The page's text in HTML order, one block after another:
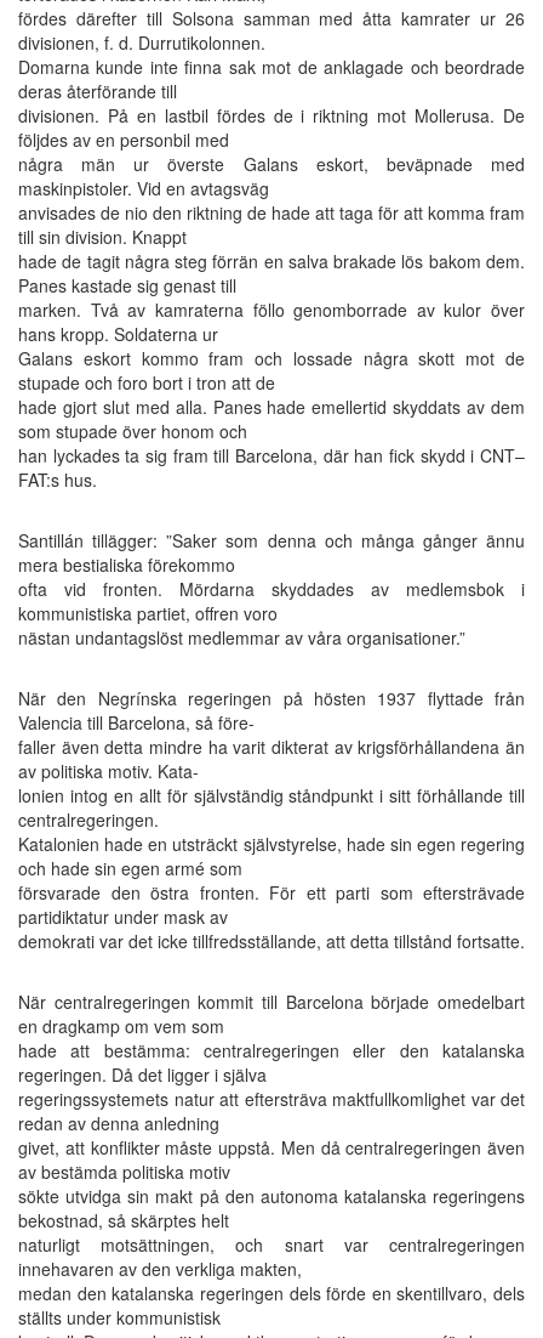
fördes därefter till Solsona samman med åtta kamrater ur 26
divisionen, f. d. Durrutikolonnen.
Domarna kunde inte finna sak mot de anklagade och beordrade
deras återförande till
divisionen. På en lastbil fördes de i riktning mot Mollerusa. De
följdes av en personbil med
några män ur överste Galans eskort, beväpnade med
maskinpistoler. Vid en avtagsväg
anvisades de nio den riktning de hade att taga för att komma fram
till sin division. Knappt
hade de tagit några steg förrän en salva brakade lös bakom dem.
Panes kastade sig genast till
marken. Två av kamraterna föllo genomborrade av kulor över
hans kropp. Soldaterna ur
Galans eskort kommo fram och lossade några skott mot de
stupade och foro bort i tron att de
hade gjort slut med alla. Panes hade emellertid skyddats av dem
som stupade över honom och
han lyckades ta sig fram till Barcelona, där han fick skydd i CNT–
FAT:s hus.
Santillán tillägger: ”Saker som denna och många gånger ännu
mera bestialiska förekommo
ofta vid fronten. Mördarna skyddades av medlemsbok i
kommunistiska partiet, offren voro
nästan undantagslöst medlemmar av våra organisationer.”
När den Negrínska regeringen på hösten 1937 flyttade från
Valencia till Barcelona, så före-
faller även detta mindre ha varit dikterat av krigsförhållandena än
av politiska motiv. Kata-
lonien intog en allt för självständig ståndpunkt i sitt förhållande till
centralregeringen.
Katalonien hade en utsträckt självstyrelse, hade sin egen regering
och hade sin egen armé som
försvarade den östra fronten. För ett parti som eftersträvade
partidiktatur under mask av
demokrati var det icke tillfredsställande, att detta tillstånd fortsatte.
När centralregeringen kommit till Barcelona började omedelbart
en dragkamp om vem som
hade att bestämma: centralregeringen eller den katalanska
regeringen. Då det ligger i själva
regeringssystemets natur att eftersträva maktfullkomlighet var det
redan av denna anledning
givet, att konflikter måste uppstå. Men då centralregeringen även
av bestämda politiska motiv
sökte utvidga sin makt på den autonoma katalanska regeringens
bekostnad, så skärptes helt
naturligt motsättningen, och snart var centralregeringen
innehavaren av den verkliga makten,
medan den katalanska regeringen dels förde en skentillvaro, dels
ställts under kommunistisk